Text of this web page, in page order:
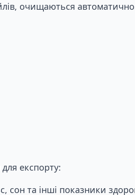
очищаються
експорту:
сон та інші показники